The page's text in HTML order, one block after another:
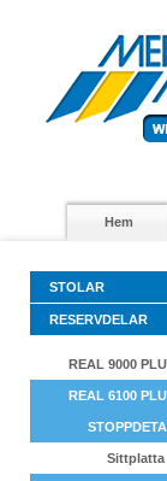
Hem
STOLAR
RESERVDELAR
REAL 9000
REAL 6100
Sittplatta